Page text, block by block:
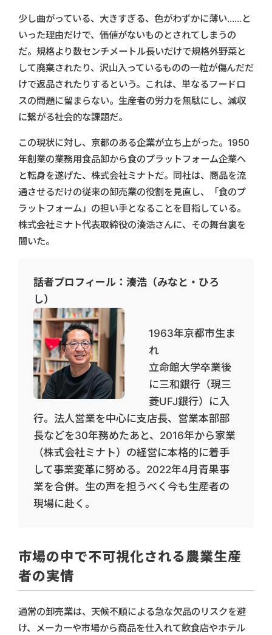
少し曲がっている、大きすぎる、色がわずかに薄い……と
いった理由だけで、価値がないものとされてしまうの
だ。規格より数センチメートル長いだけで規格外野菜と
して廃棄されたり、沢山入っているものの一粒が傷んだだ
けで返品されたりするという。これは、単なるフードロ
スの問題に留まらない。生産者の労力を無駄にし、減収
に繋がる社会的な課題だ。
この現状に対し、京都のある企業が立ち上がった。1950
年創業の業務用食品卸から食のプラットフォーム企業へ
と転身を遂げた、株式会社ミナトだ。同社は、商品を流
通させるだけの従来の卸売業の役割を見直し、「食のプ
ラットフォーム」の担い手となることを目指している。
株式会社ミナト代表取締役の湊浩さんに、その舞台裏を
聞いた。
話者プロフィール：湊浩（みなと・ひろ
し）
1963年京都市生ま
れ
立命館大学卒業後
に三和銀行（現三
菱UFJ銀行）に入
行。法人営業を中心に支店長、営業本部部
長などを30年務めたあと、2016年から家業
（株式会社ミナト）の経営に本格的に着手
して事業変革に努める。2022年4月青果事
業を合併。生の声を担うべく今も生産者の
現場に赴く。
市場の中で不可視化される農業生産
者の実情
通常の卸売業は、天候不順による急な欠品のリスクを避
け、メーカーや市場から商品を仕入れて飲食店やホテル